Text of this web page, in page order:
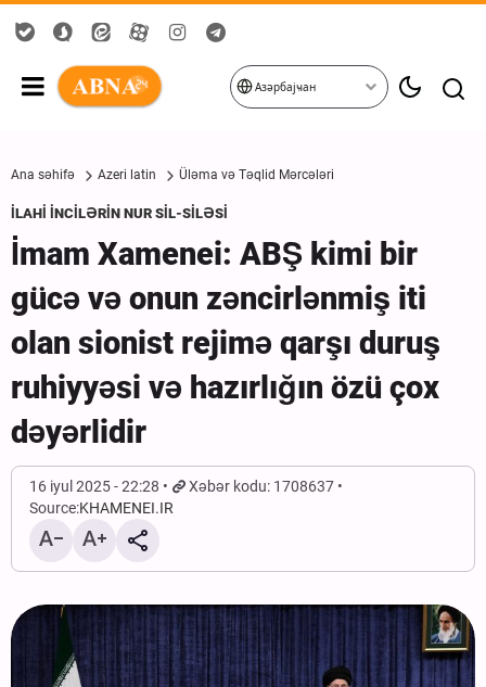
Азәрбајҹан
Ana səhifə Azeri latin Üləma və Təqlid Mərcələri
İLAHİ İNCİLƏRİN NUR SİL-SİLƏSİ
İmam Xamenei: ABŞ kimi bir
gücə və onun zəncirlənmiş iti
olan sionist rejimə qarşı duruş
ruhiyyəsi və hazırlığın özü çox
dəyərlidir
16 iyul 2025 - 22:28
Xəbər kodu: 1708637
Source:KHAMENEI.IR